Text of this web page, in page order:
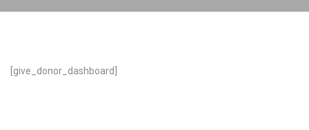
[give_donor_dashboard]